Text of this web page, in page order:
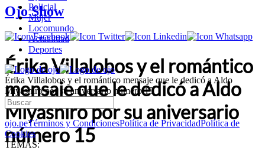
Policial
Mujer
Locomundo
Actualidad
Deportes
Érika Villalobos y el romántico mensaje que le dedicó a Aldo
Miyashiro por su aniversario número 15
ojo.peTérminos y CondicionesPolítica de PrivacidadPolítica de
Cookies
TEMAS:
Ojo Show
Érika Villalobos y el romántico
mensaje que le dedicó a Aldo
Miyashiro por su aniversario
número 15